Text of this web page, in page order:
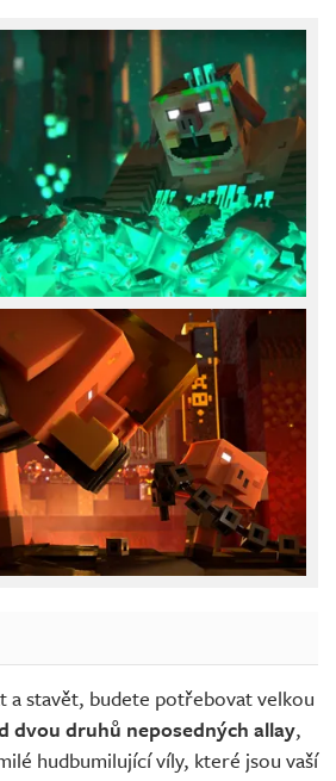
a stavět, budete potřebovat velkou
dvou druhů neposedných allay,
hudbumilující víly, které jsou vaší